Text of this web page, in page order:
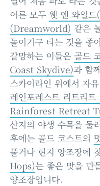
어른 모두 웻 앤 와일
(Dreamworld) 같은
놀이기구 타는 것을 좋
갈망하는 이들은 골드
Coast Skydive)과 함
스카이라인 위에서 자
레인포레스트 리트리
Rainforest Retreat
산지의 야생 수목을 둘
후에는 골드 코스트의
풀거나 현지 양조장에
Hops)는 좋은 맛을 만
양조장입니다.